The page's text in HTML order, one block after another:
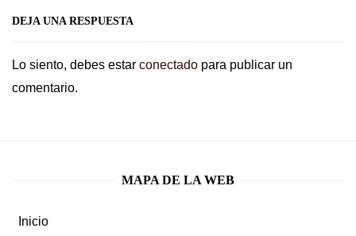
DEJA UNA RESPUESTA
Lo siento, debes estar conectado para publicar un
comentario.
MAPA DE LA WEB
Inicio